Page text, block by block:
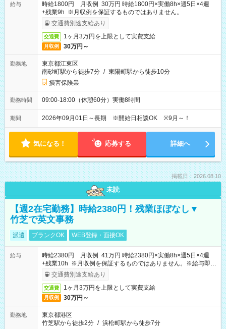
給与
時給1800円 月収例 30万円 時給1800円×実働8h×週5日×4週
+残業9h ※月収例を保証するものではありません。
交通費別途支給あり
交通費 1ヶ月3万円を上限として実費支給
月収例 30万円～
勤務地
東京都江東区
南砂町駅から徒歩7分 / 東陽町駅から徒歩10分
損害保険業
勤務時間 09:00-18:00（休憩60分）実働8時間
期間 2026年09月01日～長期 ※開始日相談OK ※9月～！
気になる！ 応募する 詳細へ
掲載日：2026.08.10
未読
【週2在宅勤務】時給2380円！残業ほぼなし▼
竹芝で英文事務
派遣 ブランクOK WEB登録・面接OK
給与
時給2380円 月収例 41万円 時給2380円×実働8h×週5日×4週
+残業10h ※月収例を保証するものではありません。※給与即受
取りサービス利用可（利用条件有）
交通費別途支給あり
交通費 1ヶ月3万円を上限として実費支給
月収例 30万円～
勤務地
東京都港区
竹芝駅から徒歩2分 / 浜松町駅から徒歩7分